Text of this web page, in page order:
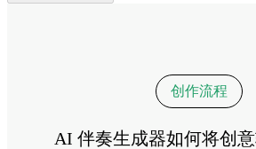
创作流程
AI 伴奏生成器如何将创